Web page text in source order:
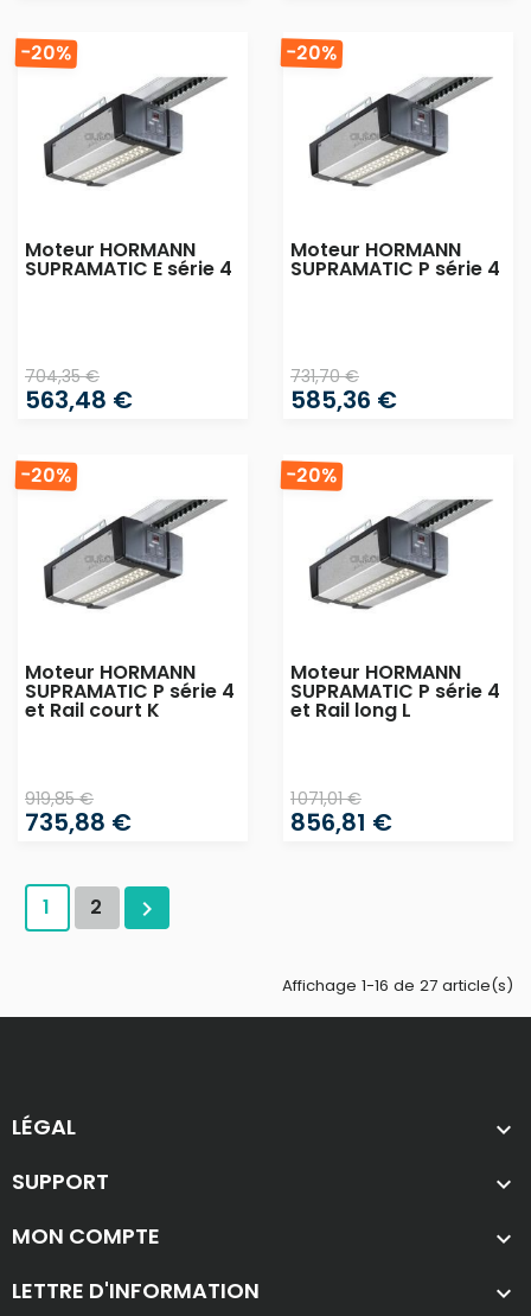
Moteur HORMANN
SUPRAMATIC E série 4
704,35 €
-20%
563,48 €
Moteur HORMANN
SUPRAMATIC P série 4
731,70 €
-20%
585,36 €
Moteur HORMANN
SUPRAMATIC P série 4
et Rail court K
919,85 €
-20%
735,88 €
Moteur HORMANN
SUPRAMATIC P série 4
et Rail long L
1 071,01 €
-20%
856,81 €
1 2 
Affichage 1-16 de 27 article(s)
LÉGAL 
SUPPORT 
MON COMPTE 
LETTRE D'INFORMATION 